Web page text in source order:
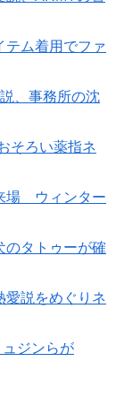
テム着用でファ
、事務所の沈
そろい薬指ネ
場 ウィンター
のタトゥーが確
愛説をめぐりネ
ジンらが